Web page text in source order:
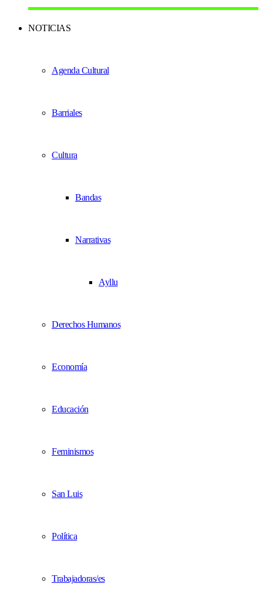
NOTICIAS
Agenda Cultural
Barriales
Cultura
Bandas
Narrativas
Ayllu
Derechos Humanos
Economía
Educación
Feminismos
San Luis
Política
Trabajadoras/es